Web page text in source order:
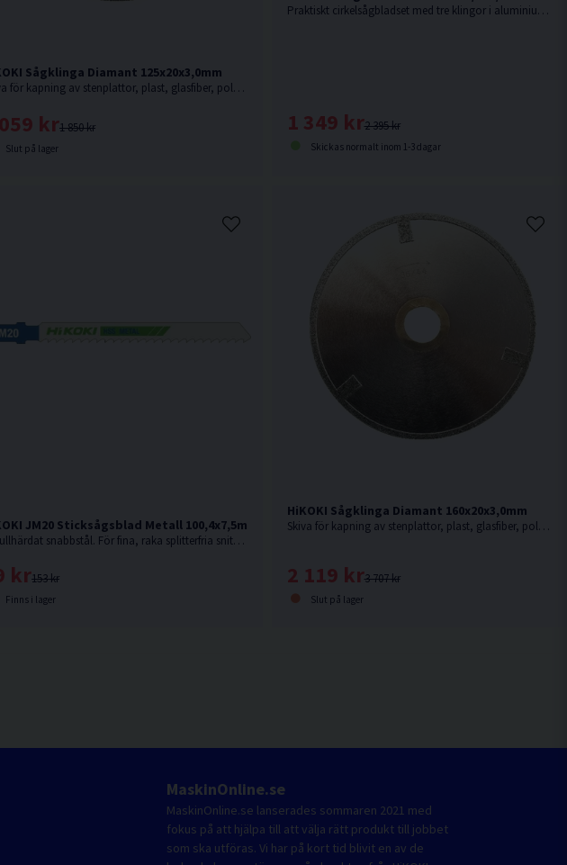
Sågklinga Diamant 125x20x3,0mm
Skiva för kapning av stenplattor, plast, glasfiber, polyesterbaserade produkter, glasfiberarmerad polyester, etc.
1 850 kr
kr
Slut på lager
Praktiskt cirkelsågbladset med tre klingor i aluminiumlåda
2 395 kr
1 349 kr
Skickas normalt inom 1-3 dagar
5st
JM20 Sticksågsblad Metall 100,4x7,5mm (8TPI) 5st
Av fullhärdat snabbstål. För fina, raka splitterfria snitt i kryssfaner, mjukt stål, metall, aluminium och ickejärn metaller
153 kr
kr
Finns i lager
HiKOKI Sågklinga Diamant 160x20x3,0mm
Skiva för kapning av stenplattor, plast, glasfiber, polyesterbaserade produkter, glasfiberarmerad polyester, etc.
3 707 kr
2 119 kr
Slut på lager
MaskinOnline.se
MaskinOnline.se lanserades sommaren 2021 med
fokus på att hjälpa till att välja rätt produkt till jobbet
som ska utföras. Vi har på kort tid blivit en av de